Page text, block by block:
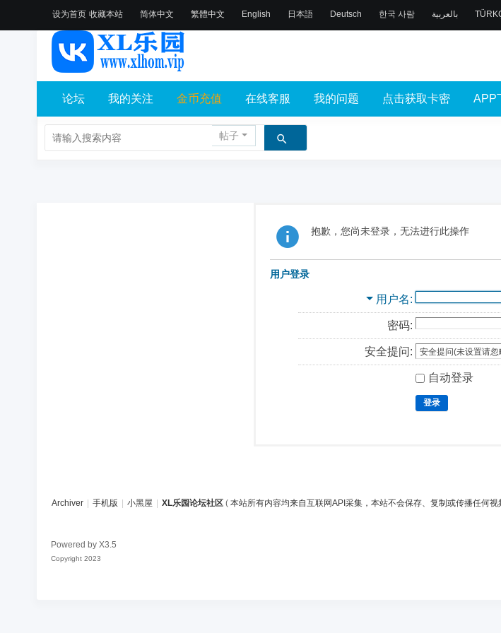
设为首页 收藏本站 简体中文 繁體中文 English 日本語 Deutsch 한국 사람 بالعربية
论坛 我的关注 金币充值 在线客服 我的问题 点击获取卡密 APP
帖子
抱歉，您尚未登录，无法进行此操作
用户登录
用户名
密码:
安全提问:
自动登录
登录
Archiver 手机版 小黑屋 XL乐园论坛社区 ( 本站所有内容均来自互联网API采集，本站不会保存、复制或传播任何
Powered by X3.5
Copyright 2023